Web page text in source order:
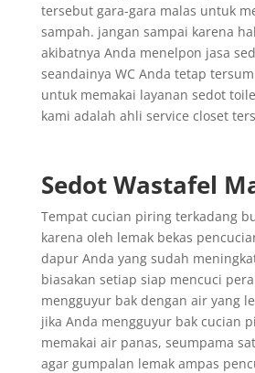
tersebut gara-gara malas untuk
sampah. jangan sampai karena
akibatnya Anda menelpon jasa
seandainya WC Anda tetap
untuk memakai layanan sedot
kami adalah ahli service closet
Sedot Wastafel
Tempat cucian piring terkadang
karena oleh lemak bekas
dapur Anda yang sudah
biasakan setiap siap mencuci
mengguyur bak dengan air yang
jika Anda mengguyur bak cucian
memakai air panas, seumpama
agar gumpalan lemak ampas